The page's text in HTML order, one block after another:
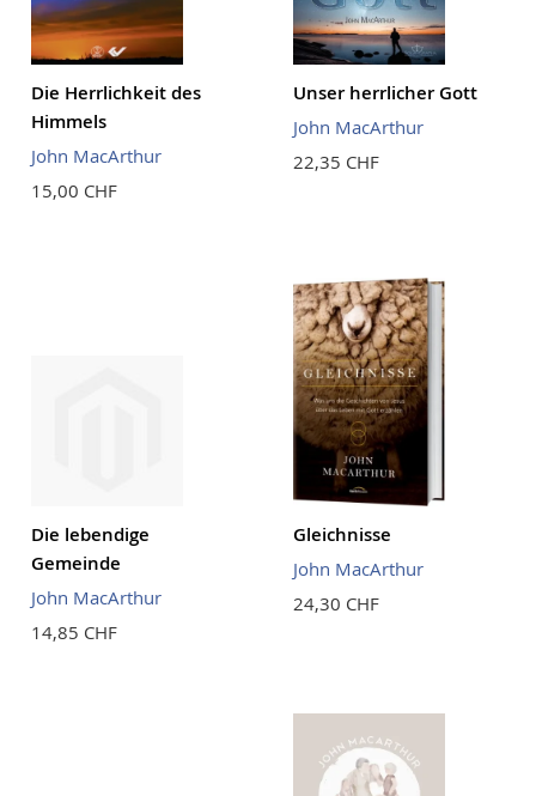
Die Herrlichkeit des
Himmels
John MacArthur
15,00 CHF
Unser herrlicher Gott
John MacArthur
22,35 CHF
Die lebendige
Gemeinde
John MacArthur
14,85 CHF
Gleichnisse
John MacArthur
24,30 CHF